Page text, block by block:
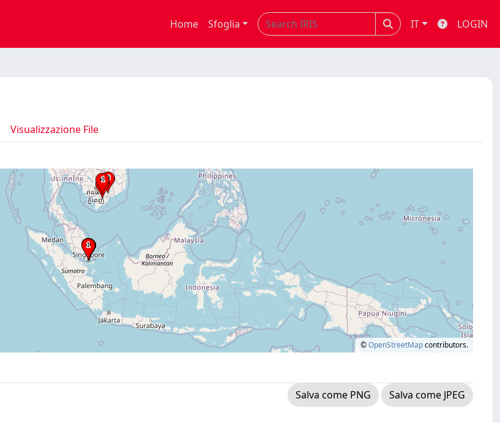
Home Sfoglia IT LOGIN
Visualizzazione File
©OpenStreetMapcontributors.
Salva come PNG
Salva come JPEG